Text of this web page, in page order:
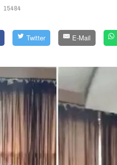
15484
Twitter E-Mail